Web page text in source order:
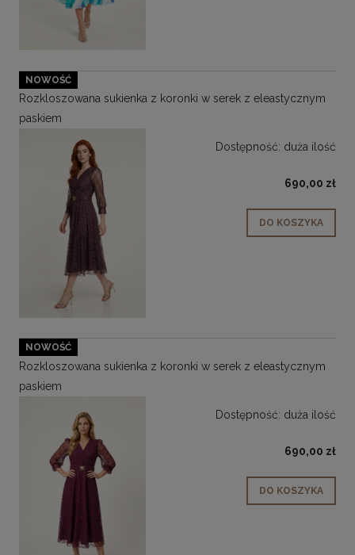
Rozkloszowana sukienka z koronki w serek z eleastycznym
paskiem
Dostępność: duża ilość
690,00 zł
DO KOSZYKA
NOWOŚĆ
Rozkloszowana sukienka z koronki w serek z eleastycznym
paskiem
Dostępność: duża ilość
690,00 zł
DO KOSZYKA
NOWOŚĆ